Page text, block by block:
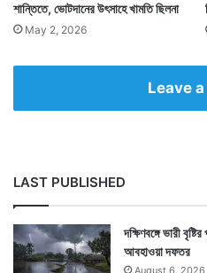
শান্তিতে, ভোটদানের উৎসাহে খামতি ছিলনা
May 2, 2026
Leave
LAST PUBLISHED
দক্ষিণবঙ্গে ভারী
আবহাওয়া দফতর
August 6, 2026